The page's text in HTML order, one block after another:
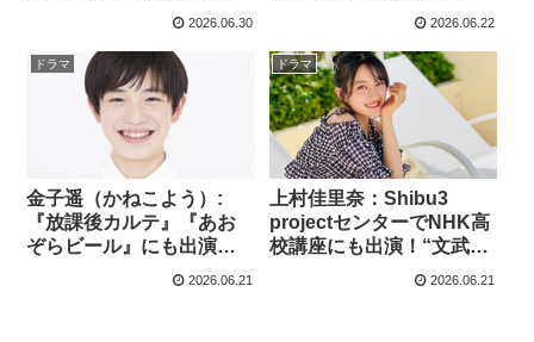
から『GTO』橋本寧々役
歴・注目ポイント
2026.06.30 2026.06.22
ドラマ
金子遥（かねこよう）:
『放課後カルテ』『あお
ぞらビール』にも出演！
注目若手俳優を調査!!
2026.06.21
ドラマ
上村佳里奈：Shibu3
projectセンターでNHK高
校講座にも出演！“文武両
道”の注目アイドル女優を
2026.06.21